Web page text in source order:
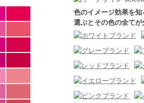
色のイメージ効果を
選ぶとその色の全てが